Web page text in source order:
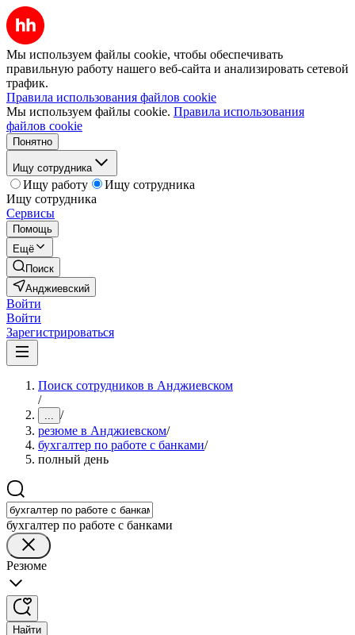
Мы используем файлы cookie, чтобы обеспечивать
правильную работу нашего веб-сайта и анализировать сетевой
трафик.
Правила использования файлов cookie
Мы используем файлы cookie. Правила использования
файлов cookie
Понятно
Ищу сотрудника
Ищу работу
Ищу сотрудника
Ищу сотрудника
Сервисы
Помощь
Ещё
Поиск
Анджиевский
Войти
Войти
Зарегистрироваться
Поиск сотрудников в Анджиевском
/
... /
резюме в Анджиевском/
бухгалтер по работе с банками/
полный день
бухгалтер по работе с банками
Резюме
Найти